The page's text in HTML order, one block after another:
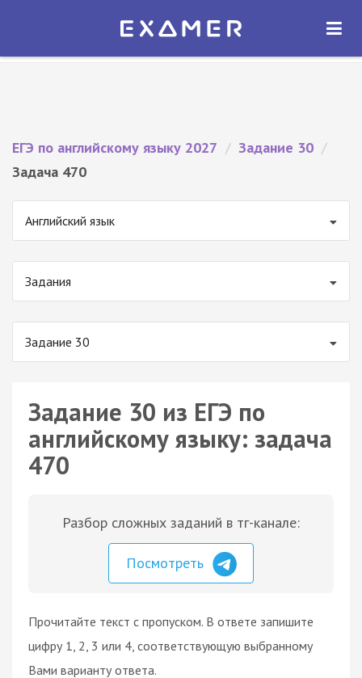
Экзамер — ЕГЭ 2027
ОТКРЫТЬ
ЕГЭ по английскому языку 2027 / Задание 30 /
Задача 470
Английский язык
Задания
Задание 30
Задание 30 из ЕГЭ по
английскому языку: задача
470
Разбор сложных заданий в тг-канале:
Посмотреть
Прочитайте текст с пропуском. В ответе запишите
цифру 1, 2, 3 или 4, соответствующую выбранному
Вами варианту ответа.